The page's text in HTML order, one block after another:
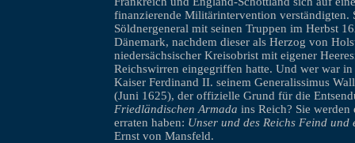
finanzierende Militärintervention verständigten.
Söldnergeneral mit seinen Truppen im Herbst
Dänemark, nachdem dieser als Herzog von
niedersächsischer Kreisobrist mit eigener
Reichswirren eingegriffen hatte. Und wer war
Kaiser Ferdinand II. seinem Generalissimus
(Juni 1625), der offizielle Grund für die
Friedländischen Armada ins Reich? Sie werden
erraten haben: Unser und des Reichs Feind
Ernst von Mansfeld.